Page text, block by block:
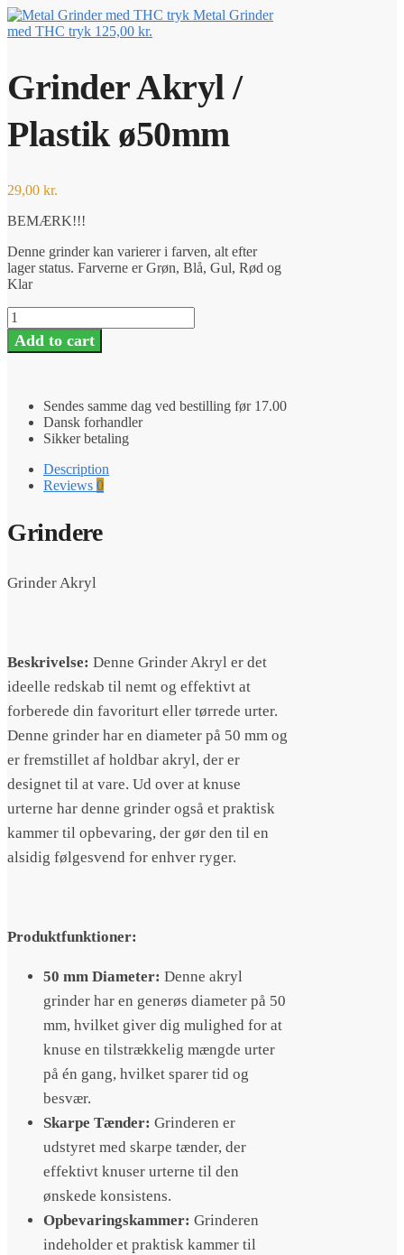
Metal Grinder
med THC tryk 125,00 kr.
Grinder Akryl /
Plastik ø50mm
29,00 kr.
BEMÆRK!!!
Denne grinder kan varierer i farven, alt efter
lager status. Farverne er Grøn, Blå, Gul, Rød og
Klar
Grinder
Akryl
Add to cart
Sendes samme dag ved bestilling før 17.00
Dansk forhandler
Sikker betaling
Description
Reviews 0
Grindere
Grinder Akryl
Beskrivelse: Denne Grinder Akryl er det
ideelle redskab til nemt og effektivt at
forberede din favoriturt eller tørrede urter.
Denne grinder har en diameter på 50 mm og
er fremstillet af holdbar akryl, der er
designet til at vare. Ud over at knuse
urterne har denne grinder også et praktisk
kammer til opbevaring, der gør den til en
alsidig følgesvend for enhver ryger.
Produktfunktioner:
50 mm Diameter: Denne akryl
grinder har en generøs diameter på 50
mm, hvilket giver dig mulighed for at
knuse en tilstrækkelig mængde urter
på én gang, hvilket sparer tid og
besvær.
Skarpe Tænder: Grinderen er
udstyret med skarpe tænder, der
effektivt knuser urterne til den
ønskede konsistens.
Opbevaringskammer: Grinderen
indeholder et praktisk kammer til